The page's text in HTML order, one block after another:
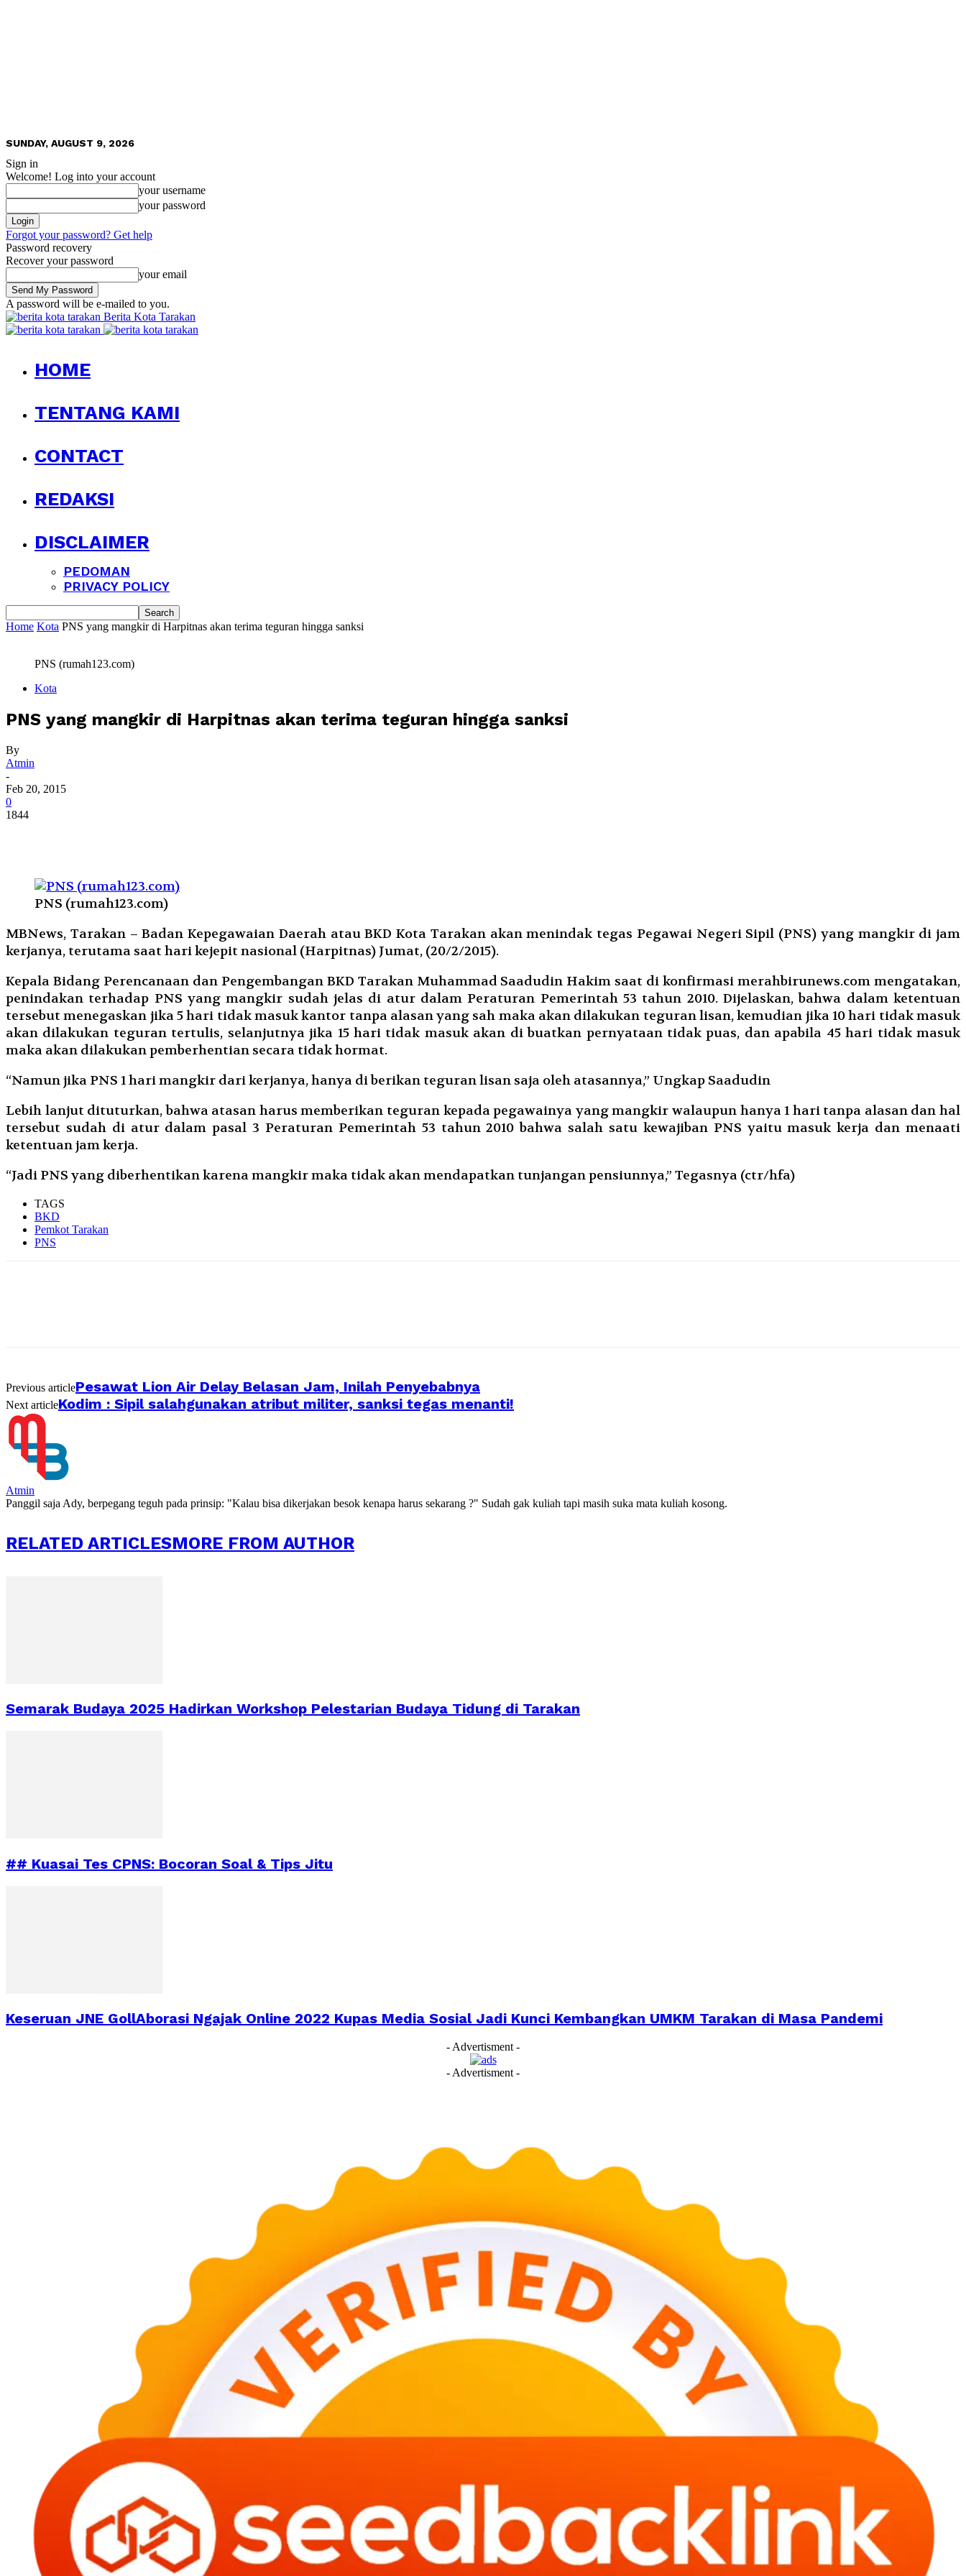
SUNDAY, AUGUST 9, 2026
Sign in
Welcome! Log into your account
your username
your password
Forgot your password? Get help
Password recovery
Recover your password
your email
A password will be e-mailed to you.
Berita Kota Tarakan
HOME
TENTANG KAMI
CONTACT
REDAKSI
DISCLAIMER
PEDOMAN
PRIVACY POLICY
Home Kota PNS yang mangkir di Harpitnas akan terima teguran hingga sanksi
PNS (rumah123.com)
Kota
PNS yang mangkir di Harpitnas akan terima teguran hingga sanksi
By
Atmin
-
Feb 20, 2015
0
1844
PNS (rumah123.com)
MBNews, Tarakan – Badan Kepegawaian Daerah atau BKD Kota Tarakan akan menindak tegas Pegawai Negeri Sipil (PNS) yang mangkir di jam
kerjanya, terutama saat hari kejepit nasional (Harpitnas) Jumat, (20/2/2015).
Kepala Bidang Perencanaan dan Pengembangan BKD Tarakan Muhammad Saadudin Hakim saat di konfirmasi merahbirunews.com mengatakan,
penindakan terhadap PNS yang mangkir sudah jelas di atur dalam Peraturan Pemerintah 53 tahun 2010. Dijelaskan, bahwa dalam ketentuan
tersebut menegaskan jika 5 hari tidak masuk kantor tanpa alasan yang sah maka akan dilakukan teguran lisan, kemudian jika 10 hari tidak masuk
akan dilakukan teguran tertulis, selanjutnya jika 15 hari tidak masuk akan di buatkan pernyataan tidak puas, dan apabila 45 hari tidak masuk
maka akan dilakukan pemberhentian secara tidak hormat.
“Namun jika PNS 1 hari mangkir dari kerjanya, hanya di berikan teguran lisan saja oleh atasannya,” Ungkap Saadudin
Lebih lanjut dituturkan, bahwa atasan harus memberikan teguran kepada pegawainya yang mangkir walaupun hanya 1 hari tanpa alasan dan hal
tersebut sudah di atur dalam pasal 3 Peraturan Pemerintah 53 tahun 2010 bahwa salah satu kewajiban PNS yaitu masuk kerja dan menaati
ketentuan jam kerja.
“Jadi PNS yang diberhentikan karena mangkir maka tidak akan mendapatkan tunjangan pensiunnya,” Tegasnya (ctr/hfa)
TAGS
BKD
Pemkot Tarakan
PNS
Previous articlePesawat Lion Air Delay Belasan Jam, Inilah Penyebabnya
Next articleKodim : Sipil salahgunakan atribut militer, sanksi tegas menanti!
Atmin
Panggil saja Ady, berpegang teguh pada prinsip: "Kalau bisa dikerjakan besok kenapa harus sekarang ?" Sudah gak kuliah tapi masih suka mata kuliah kosong.
RELATED ARTICLESMORE FROM AUTHOR
Semarak Budaya 2025 Hadirkan Workshop Pelestarian Budaya Tidung di Tarakan
## Kuasai Tes CPNS: Bocoran Soal & Tips Jitu
Keseruan JNE GollAborasi Ngajak Online 2022 Kupas Media Sosial Jadi Kunci Kembangkan UMKM Tarakan di Masa Pandemi
- Advertisment -
- Advertisment -